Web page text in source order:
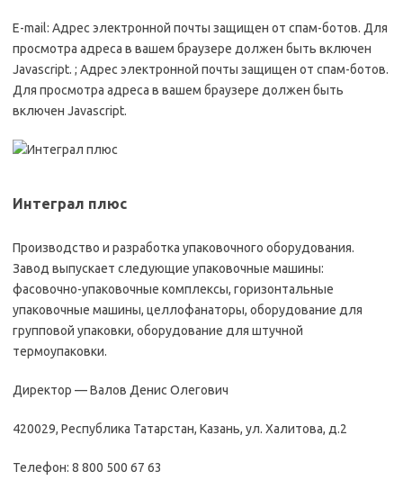
E-mail: Адрес электронной почты защищен от спам-ботов. Для
просмотра адреса в вашем браузере должен быть включен
Javascript. ; Адрес электронной почты защищен от спам-ботов.
Для просмотра адреса в вашем браузере должен быть
включен Javascript.
Интеграл плюс
Производство и разработка упаковочного оборудования.
Завод выпускает следующие упаковочные машины:
фасовочно-упаковочные комплексы, горизонтальные
упаковочные машины, целлофанаторы, оборудование для
групповой упаковки, оборудование для штучной
термоупаковки.
Директор — Валов Денис Олегович
420029, Республика Татарстан, Казань, ул. Халитова, д.2
Телефон: 8 800 500 67 63